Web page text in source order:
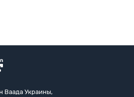
Ваада Украины,